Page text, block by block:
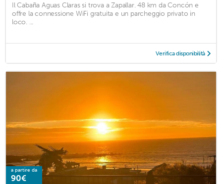
Il Cabaña Aguas Claras si trova a Zapallar. 48 km da Concón e
offre la connessione WiFi gratuita e un parcheggio privato in
loco. ...
Verifica disponibilità
a partire da
90€